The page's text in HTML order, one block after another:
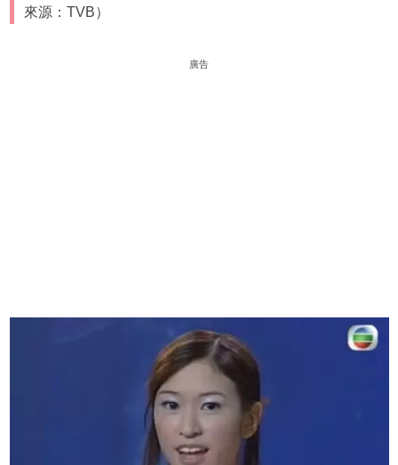
來源：TVB）
廣告